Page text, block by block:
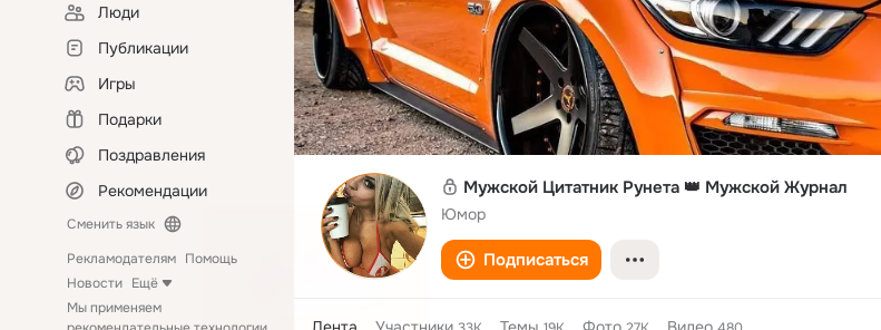
Люди
Публикации
Игры
Подарки
Поздравления
Рекомендации
Сменить язык
Рекламодателям Помощь
Новости Ещё
Мы применяем
Мужской Цитатник Рунета 👑 Мужской Журнал
Юмор
Подписаться